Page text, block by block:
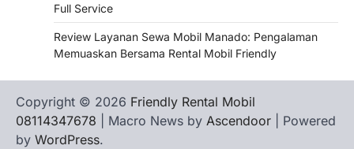
Full Service
Review Layanan Sewa Mobil Manado: Pengalaman
Memuaskan Bersama Rental Mobil Friendly
Copyright © 2026 Friendly Rental Mobil
08114347678 | Macro News by Ascendoor | Powered
by WordPress.